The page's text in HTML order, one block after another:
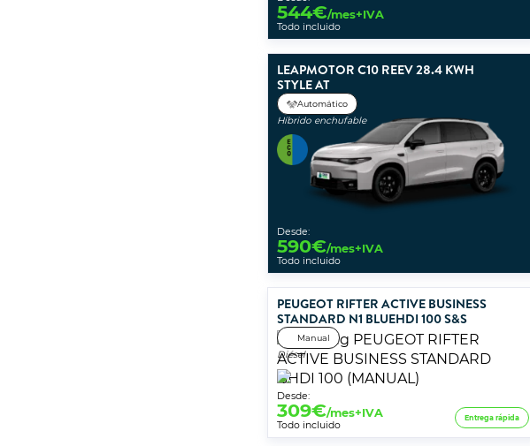
544€/mes+IVA
Todo incluido
LEAPMOTOR C10 REEV 28.4 KWH
STYLE AT
Automático
Híbrido enchufable
Desde:
590€/mes+IVA
Todo incluido
PEUGEOT RIFTER ACTIVE BUSINESS
STANDARD N1 BLUEHDI 100 S&S
Manual
Diésel
Desde:
309€/mes+IVA
Todo incluido
Entrega rápida